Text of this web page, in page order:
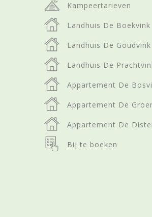
Kampeertarieven
Landhuis De Boekvink
Landhuis De Goudvink
Landhuis De
Appartement De
Appartement De
Appartement De
Bij te boeken